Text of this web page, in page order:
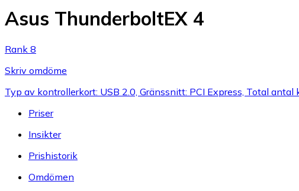
Asus ThunderboltEX 4
Rank 8
Skriv omdöme
Typ av kontrollerkort: USB 2.0, Gränssnitt: PCI Express, Total
Priser
Insikter
Prishistorik
Omdömen